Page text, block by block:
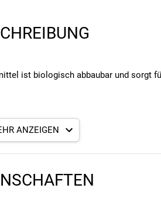
ist biologisch abbaubar und sorgt
ANZEIGEN